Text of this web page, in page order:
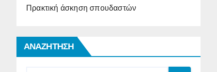
Πρακτική άσκηση σπουδαστών
ΑΝΑΖΗΤΗΣΗ